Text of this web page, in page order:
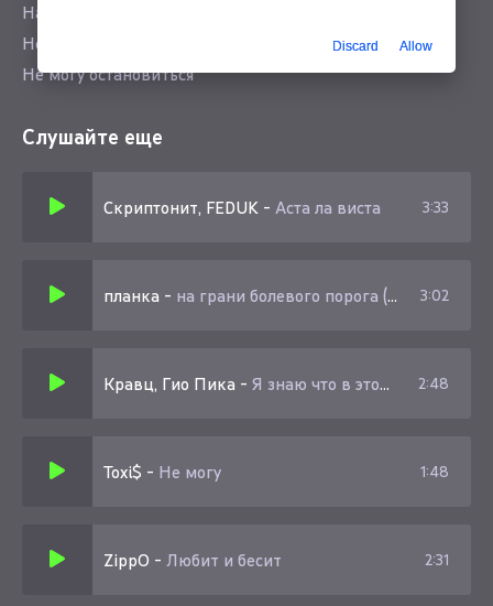
Надо в себе искать, что всю жизнь тебе было близко
Не могу остановиться
Не могу остановиться
Слушайте еще
Скриптонит, FEDUK - Аста ла виста 3:33
планка - на грани болевого порога (speed up) 3:02
Кравц, Гио Пика - Я знаю что в этой суете ты мой человек 2:48
Toxi$ - Не могу 1:48
ZippO - Любит и бесит 2:31
Discard Allow